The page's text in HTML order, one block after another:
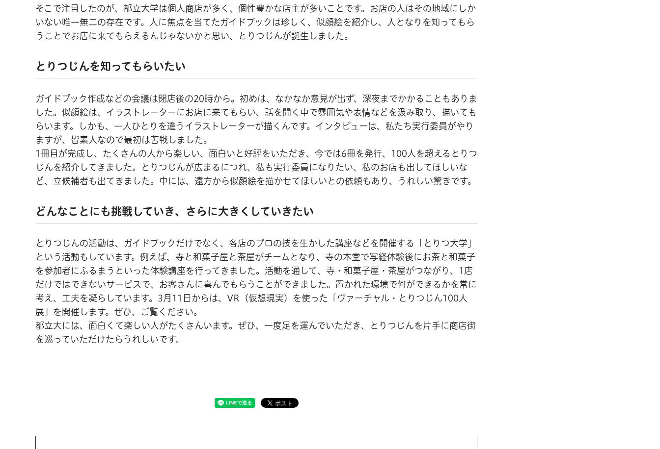
そこで注目したのが、都立大学は個人商店が多く、個性豊かな店主が多いことです。お店の人はその地域にしか
いない唯一無二の存在です。人に焦点を当てたガイドブックは珍しく、似顔絵を紹介し、人となりを知ってもら
うことでお店に来てもらえるんじゃないかと思い、とりつじんが誕生しました。
とりつじんを知ってもらいたい
ガイドブック作成などの会議は閉店後の20時から。初めは、なかなか意見が出ず、深夜までかかることもありま
した。似顔絵は、イラストレーターにお店に来てもらい、話を聞く中で雰囲気や表情などを汲み取り、描いても
らいます。しかも、一人ひとりを違うイラストレーターが描くんです。インタビューは、私たち実行委員がやり
ますが、皆素人なので最初は苦戦しました。
1冊目が完成し、たくさんの人から楽しい、面白いと好評をいただき、今では6冊を発行、100人を超えるとりつ
じんを紹介してきました。とりつじんが広まるにつれ、私も実行委員になりたい、私のお店も出してほしいな
ど、立候補者も出てきました。中には、遠方から似顔絵を描かせてほしいとの依頼もあり、うれしい驚きです。
どんなことにも挑戦していき、さらに大きくしていきたい
とりつじんの活動は、ガイドブックだけでなく、各店のプロの技を生かした講座などを開催する「とりつ大学」
という活動もしています。例えば、寺と和菓子屋と茶屋がチームとなり、寺の本堂で写経体験後にお茶と和菓子
を参加者にふるまうといった体験講座を行ってきました。活動を通して、寺・和菓子屋・茶屋がつながり、1店
だけではできないサービスで、お客さんに喜んでもらうことができました。置かれた環境で何ができるかを常に
考え、工夫を凝らしています。3月11日からは、VR（仮想現実）を使った「ヴァーチャル・とりつじん100人
展」を開催します。ぜひ、ご覧ください。
都立大には、面白くて楽しい人がたくさんいます。ぜひ、一度足を運んでいただき、とりつじんを片手に商店街
を巡っていただけたらうれしいです。